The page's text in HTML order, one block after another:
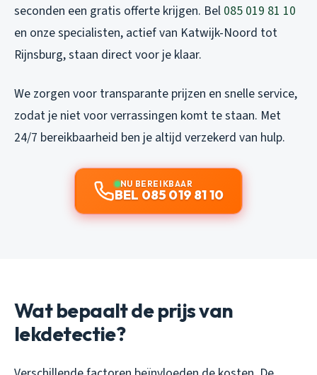
seconden een gratis offerte krijgen. Bel 085 019 81 10
en onze specialisten, actief van Katwijk-Noord tot
Rijnsburg, staan direct voor je klaar.
We zorgen voor transparante prijzen en snelle service,
zodat je niet voor verrassingen komt te staan. Met
24/7 bereikbaarheid ben je altijd verzekerd van hulp.
NU BEREIKBAAR
BEL 085 019 81 10
Wat bepaalt de prijs van
lekdetectie?